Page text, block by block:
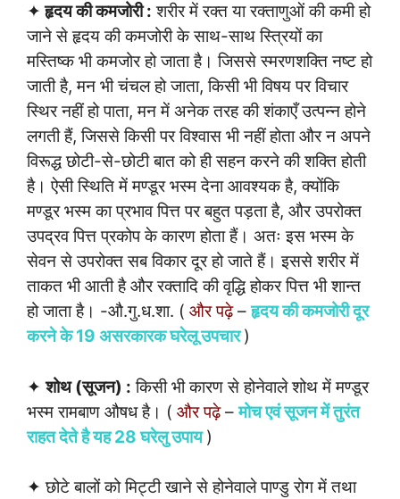
✦हृदय की कमजोरी : शरीर में रक्त या रक्ताणुओं की कमी हो
जाने से हृदय की कमजोरी के साथ-साथ स्त्रियों का
मस्तिष्क भी कमजोर हो जाता है। जिससे स्मरणशक्ति नष्ट हो
जाती है, मन भी चंचल हो जाता, किसी भी विषय पर विचार
स्थिर नहीं हो पाता, मन में अनेक तरह की शंकाएँ उत्पन्न होने
लगती हैं, जिससे किसी पर विश्वास भी नहीं होता और न अपने
विरूद्ध छोटी-से-छोटी बात को ही सहन करने की शक्ति होती
है। ऐसी स्थिति में मण्डूर भस्म देना आवश्यक है, क्योंकि
मण्डूर भस्म का प्रभाव पित्त पर बहुत पड़ता है, और उपरोक्त
उपद्रव पित्त प्रकोप के कारण होता हैं। अतः इस भस्म के
सेवन से उपरोक्त सब विकार दूर हो जाते हैं। इससे शरीर में
ताकत भी आती है और रक्तादि की वृद्धि होकर पित्त भी शान्त
हो जाता है। -औ.गु.ध.शा. ( और पढ़े–हृदय की कमजोरी दूर
करने के 19 असरकारक घरेलू उपचार )
✦शोथ (सूजन) : किसी भी कारण से होनेवाले शोथ में मण्डूर
भस्म रामबाण औषध है। ( और पढ़े–मोच एवं सूजन में तुरंत
राहत देते है यह 28 घरेलु उपाय )
✦ छोटे बालों को मिट्टी खाने से होनेवाले पाण्डु रोग में तथा